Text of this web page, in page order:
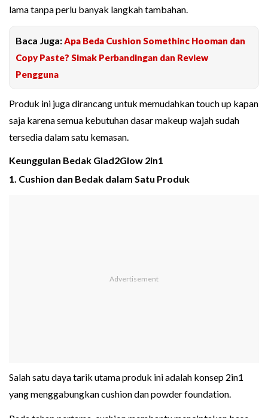
lama tanpa perlu banyak langkah tambahan.
Baca Juga: Apa Beda Cushion Somethinc Hooman dan
Copy Paste? Simak Perbandingan dan Review
Pengguna
Produk ini juga dirancang untuk memudahkan touch up kapan
saja karena semua kebutuhan dasar makeup wajah sudah
tersedia dalam satu kemasan.
Keunggulan Bedak Glad2Glow 2in1
1. Cushion dan Bedak dalam Satu Produk
Salah satu daya tarik utama produk ini adalah konsep 2in1
yang menggabungkan cushion dan powder foundation.